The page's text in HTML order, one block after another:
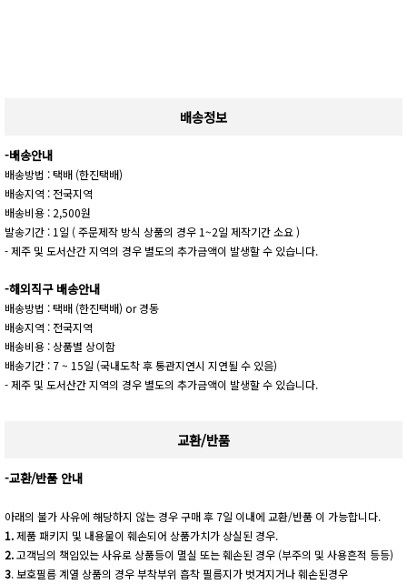
배송정보
-배송안내
배송방법 : 택배 (한진택배)
배송지역 : 전국지역
배송비용 : 2,500원
발송기간 : 1일 ( 주문제작 방식 상품의 경우 1~2일 제작기간 소요 )
- 제주 및 도서산간 지역의 경우 별도의 추가금액이 발생할 수 있습니다.
-해외직구 배송안내
배송방법 : 택배 (한진택배) or 경동
배송지역 : 전국지역
배송비용 : 상품별 상이함
배송기간 : 7 ~ 15일 (국내도착 후 통관지연시 지연될 수 있음)
- 제주 및 도서산간 지역의 경우 별도의 추가금액이 발생할 수 있습니다.
교환/반품
-교환/반품 안내
아래의 불가 사유에 해당하지 않는 경우 구매 후 7일 이내에 교환/반품 이 가능합니다.
1.제품 패키지 및 내용물이 훼손되어 상품가치가 상실된 경우.
2.고객님의 책임있는 사유로 상품등이 멸실 또는 훼손된 경우 (부주의 및 사용흔적 등등)
3. 보호필름 계열 상품의 경우 부착부위 흡착 필름지가 벗겨지거나 훼손된경우